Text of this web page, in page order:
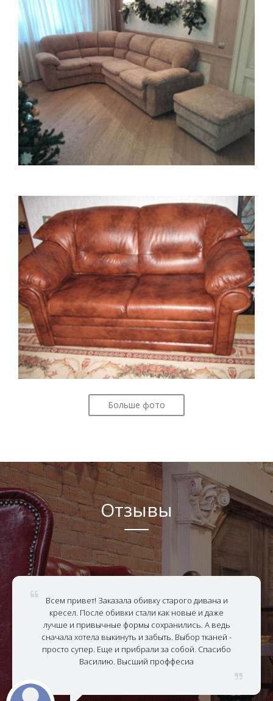
Больше фото
Отзывы
Всем привет! Заказала обивку старого дивана и
кресел. После обивки стали как новые и даже
лучше и привычные формы сохранились. А ведь
сначала хотела выкинуть и забыть. Выбор тканей -
просто супер. Еще и прибрали за собой. Спасибо
Василию. Высший проффесиа